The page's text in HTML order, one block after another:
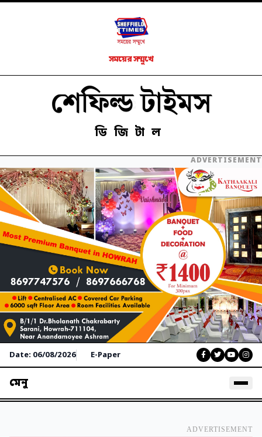
সময়ের সম্মুখে
শেফিল্ড টাইমস
ডিজিটাল
ADVERTISEMENT
Date: 06/08/2026 E-Paper
মেনু
ADVERTISEMENT